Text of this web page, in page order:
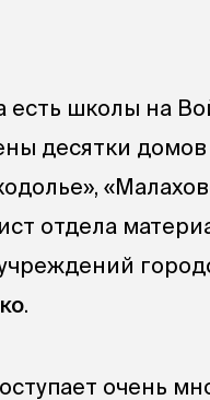
есть школы на
десятки
отдела
.
очень